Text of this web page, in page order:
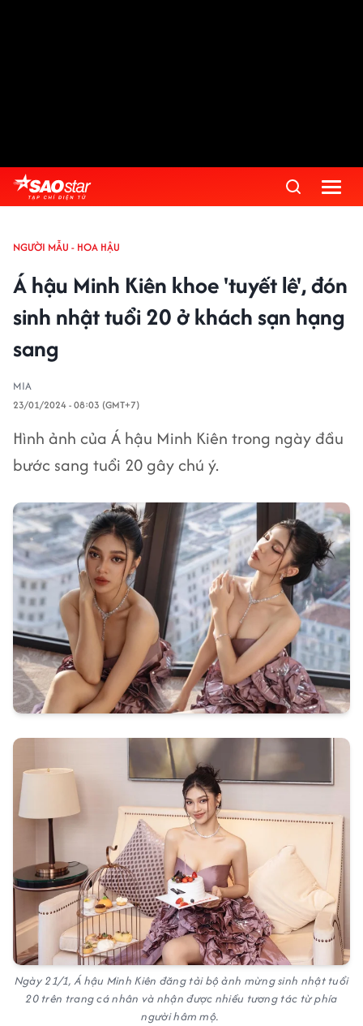
NGƯỜI MẪU - HOA HẬU
Á hậu Minh Kiên khoe 'tuyết lê', đón
sinh nhật tuổi 20 ở khách sạn hạng
sang
MIA
23/01/2024 - 08:03 (GMT+7)
Hình ảnh của Á hậu Minh Kiên trong ngày đầu
bước sang tuổi 20 gây chú ý.
Ngày 21/1, Á hậu Minh Kiên đăng tải bộ ảnh mừng sinh nhật tuổi
20 trên trang cá nhân và nhận được nhiều tương tác từ phía
người hâm mộ.